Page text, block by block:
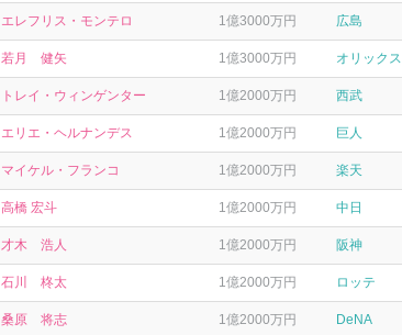
エレフリス・モンテロ 1億3000万円 広島
若月 健矢 1億3000万円 オリックス
トレイ・ウィンゲンター 1億2000万円 西武
エリエ・ヘルナンデス 1億2000万円 巨人
マイケル・フランコ 1億2000万円 楽天
高橋 宏斗 1億2000万円 中日
才木 浩人 1億2000万円 阪神
石川 柊太 1億2000万円 ロッテ
桑原 将志 1億2000万円 DeNA